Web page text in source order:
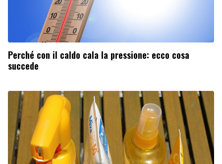
Perché con il caldo cala la pressione: ecco cosa
succede